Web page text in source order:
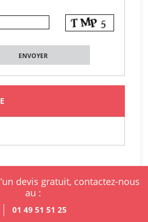
devis gratuit, contactez-nous
au :
01 49 51 51 25